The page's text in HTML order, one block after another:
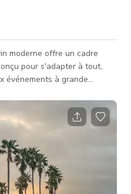
moderne offre un cadre
pour s'adapter à tout,
événements à grande
un son, une vidéo et un
plusieurs configurations
un salon privé et
pour le réseautage,